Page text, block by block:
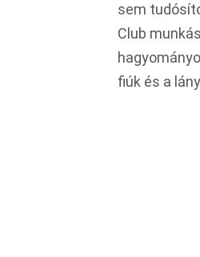
sem
Club
fiúk és a